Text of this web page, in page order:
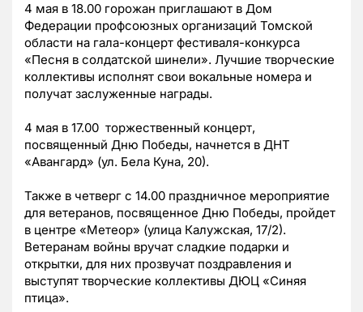
4 мая в 18.00 горожан приглашают в Дом
Федерации профсоюзных организаций Томской
области на гала-концерт фестиваля-конкурса
«Песня в солдатской шинели». Лучшие творческие
коллективы исполнят свои вокальные номера и
получат заслуженные награды.
4 мая в 17.00 торжественный концерт,
посвященный Дню Победы, начнется в ДНТ
«Авангард» (ул. Бела Куна, 20).
Также в четверг с 14.00 праздничное мероприятие
для ветеранов, посвященное Дню Победы, пройдет
в центре «Метеор» (улица Калужская, 17/2).
Ветеранам войны вручат сладкие подарки и
открытки, для них прозвучат поздравления и
выступят творческие коллективы ДЮЦ «Синяя
птица».